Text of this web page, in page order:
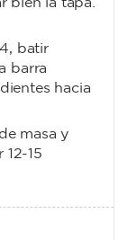
bien la tapa.
batir
barra
hacia
masa y
12-15